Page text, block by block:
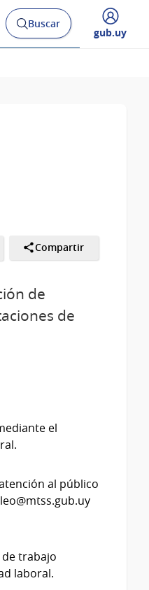
Abrir
buscador
Buscar
Desplegar
gub.uy
Compartir
de
de
el
al público
trabajo
laboral.